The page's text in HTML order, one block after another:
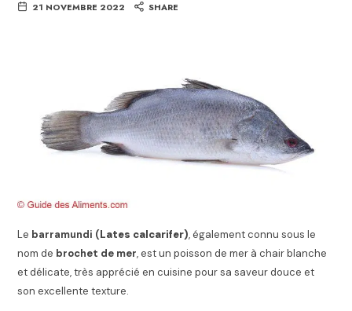
21 NOVEMBRE 2022 SHARE
Le barramundi (Lates calcarifer), également connu sous le
nom de brochet de mer, est un poisson de mer à chair blanche
et délicate, très apprécié en cuisine pour sa saveur douce et
son excellente texture.